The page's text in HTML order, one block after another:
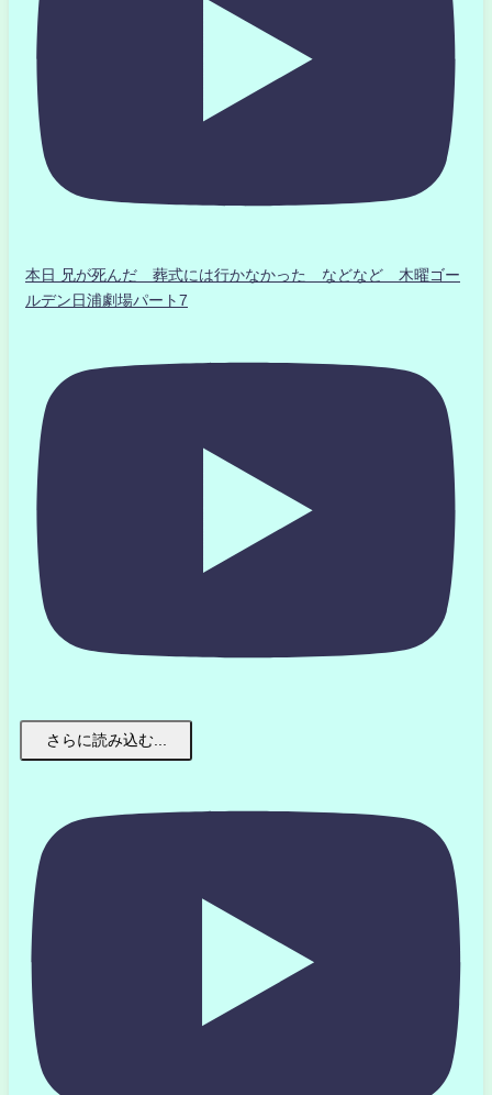
本日 兄が死んだ 葬式には行かなかった などなど 木曜ゴー
ルデン日浦劇場パート7
さらに読み込む...